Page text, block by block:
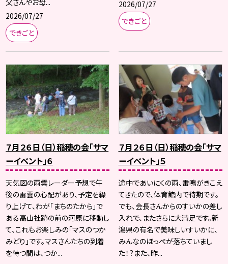
父さんやお母...
2026/07/27
できごと
2026/07/27
できごと
７月２６日（日）稲穂の会「サマ
ーイベント」６
天気図の雨雲レーダー予想で午
後の雷雲の心配があり、予定を繰
り上げて、わが「まちのたから」で
ある高山社跡の前の河原に移動し
て、これもお楽しみの「マスのつか
みどり」です。マスさんたちの到着
を待つ間は、つか...
７月２６日（日）稲穂の会「サマ
ーイベント」５
途中であいにくの雨、雷鳴がきこえ
てきたので、体育館内で待期です。
でも、会長さんからのすいかの差し
入れで、またさらに大満足です。新
潟県の有名で美味しいすいかに、
みんなのほっぺが落ちていまし
た！？また、昨...